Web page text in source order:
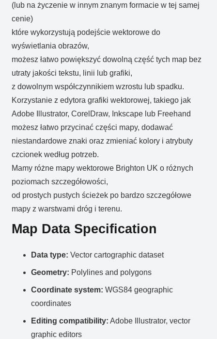
(lub na życzenie w innym znanym formacie w tej samej
cenie)
które wykorzystują podejście wektorowe do
wyświetlania obrazów,
możesz łatwo powiększyć dowolną część tych map bez
utraty jakości tekstu, linii lub grafiki,
z dowolnym współczynnikiem wzrostu lub spadku.
Korzystanie z edytora grafiki wektorowej, takiego jak
Adobe Illustrator, CorelDraw, Inkscape lub Freehand
możesz łatwo przycinać części mapy, dodawać
niestandardowe znaki oraz zmieniać kolory i atrybuty
czcionek według potrzeb.
Mamy różne mapy wektorowe Brighton UK o różnych
poziomach szczegółowości,
od prostych pustych ścieżek po bardzo szczegółowe
mapy z warstwami dróg i terenu.
Map Data Specification
Data type: Vector cartographic dataset
Geometry: Polylines and polygons
Coordinate system: WGS84 geographic
coordinates
Editing compatibility: Adobe Illustrator, vector
graphic editors